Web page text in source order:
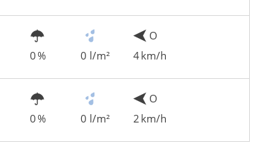
0 % 0 l/m²
O
4 km/h
0 % 0 l/m²
O
2 km/h